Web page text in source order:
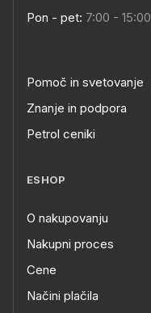
Pon - pet: 7:00 - 15:00
Pomoč in svetovanje
Znanje in podpora
Petrol ceniki
ESHOP
O nakupovanju
Nakupni proces
Cene
Načini plačila